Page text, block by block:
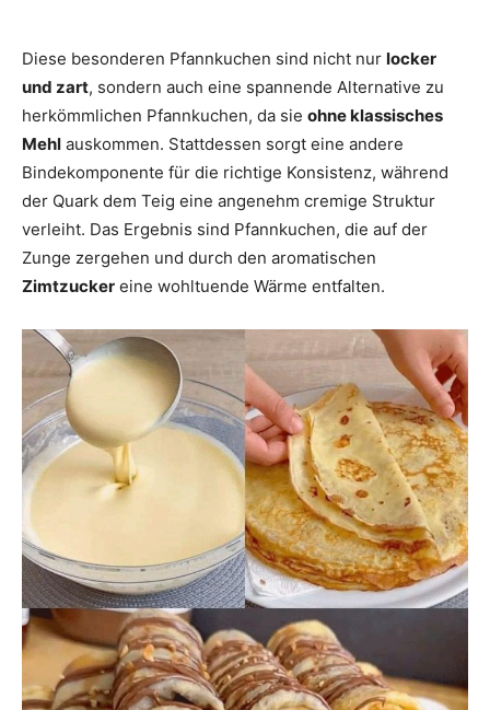
Diese besonderen Pfannkuchen sind nicht nur locker
und zart, sondern auch eine spannende Alternative zu
herkömmlichen Pfannkuchen, da sie ohne klassisches
Mehl auskommen. Stattdessen sorgt eine andere
Bindekomponente für die richtige Konsistenz, während
der Quark dem Teig eine angenehm cremige Struktur
verleiht. Das Ergebnis sind Pfannkuchen, die auf der
Zunge zergehen und durch den aromatischen
Zimtzucker eine wohltuende Wärme entfalten.